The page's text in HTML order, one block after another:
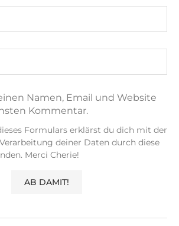
Namen, Email und Website
Kommentar.
Formulars erklärst du dich mit der
deiner Daten durch diese
Merci Cherie!